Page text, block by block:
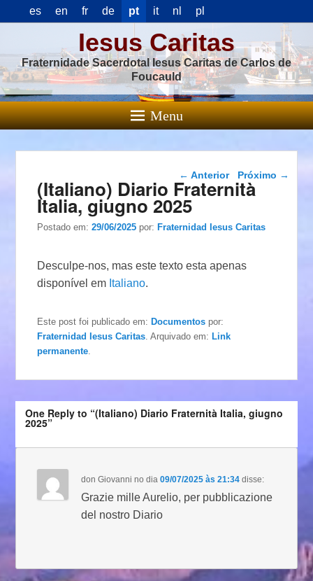
es en fr de pt it nl pl
Iesus Caritas
Fraternidade Sacerdotal Iesus Caritas de Carlos de
Foucauld
Menu
Navegação das
postagens
← Anterior Próximo →
(Italiano) Diario Fraternità
Italia, giugno 2025
Postado em:29/06/2025 por:Fraternidad Iesus Caritas
Desculpe-nos, mas este texto esta apenas
disponível em Italiano.
Este post foi publicado em:Documentos por:
Fraternidad Iesus Caritas . Arquivado em:Link
permanente
One Reply to “(Italiano) Diario Fraternità Italia, giugno
2025”
don Giovanni no dia09/07/2025 às 21:34 disse:
Grazie mille Aurelio, per pubblicazione
del nostro Diario